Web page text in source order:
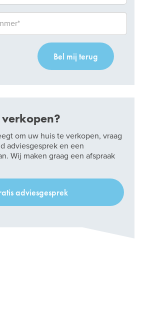
Bel mij terug
om uw huis te verkopen, vraag
adviesgesprek en een
Wij maken graag een afspraak
adviesgesprek